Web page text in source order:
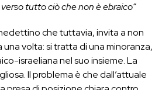
tutto ciò che non è ebraico”
che tuttavia, invita a non
una volta: si tratta di una minoranza,
israeliana nel suo insieme. La
Il problema è che dall’attuale